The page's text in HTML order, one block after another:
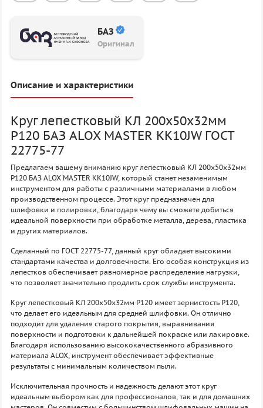
БАЗ
Оригинал
Описание и характеристики
Круг лепестковый КЛ 200х50х32мм
P120 БАЗ ALOX MASTER KK10JW ГОСТ
22775-77
Предлагаем вашему вниманию круг лепестковый КЛ 200х50х32мм
P120 БАЗ ALOX MASTER KK10JW, который станет незаменимым
инструментом для работы с различными материалами в любом
производственном процессе. Этот круг предназначен для
шлифовки и полировки, благодаря чему вы сможете добиться
идеальной поверхности при обработке металла, дерева, пластика
и других материалов.
Сделанный по ГОСТ 22775-77, данный круг обладает высокими
стандартами качества и долговечности. Его особая конструкция из
лепестков обеспечивает равномерное распределение нагрузки,
что позволяет значительно продлить срок службы инструмента.
Круг лепестковый КЛ 200х50х32мм P120 имеет зернистость P120,
что делает его идеальным для средней шлифовки. Он отлично
подходит для удаления старого покрытия, выравнивания
поверхности и подготовки к дальнейшей покраске или лакировке.
Благодаря использованию высококачественного абразивного
материала ALOX, инструмент обеспечивает эффективные
результаты с минимальным количеством пыли.
Исключительная прочность и надежность делают этот круг
идеальным выбором как для профессионалов, так и для домашних